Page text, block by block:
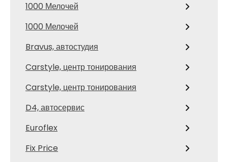
1000 Мелочей
1000 Мелочей
Bravus, автостудия
Carstyle, центр тонирования
Carstyle, центр тонирования
D4, автосервис
Euroflex
Fix Price